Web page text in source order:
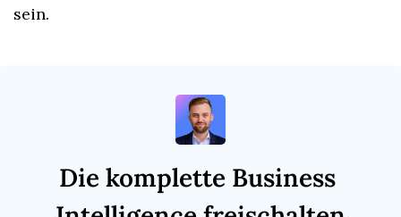
sein.
Die komplette Business